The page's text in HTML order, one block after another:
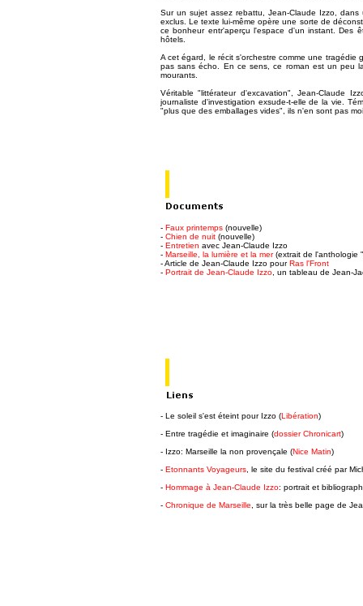
Sur un sujet assez rebattu, Jean-Claude Izzo,
exclus. Le texte lui-même opère une sorte de
ce bonheur entr'aperçu l'espace d'un instant. Des
hôtels.
A cet égard, le récit s'orchestre comme une
pas sans écho. En ce sens, ce roman est un peu
mourants.
Véritable "littérateur d'excavation", Jean-Claude
journaliste d'investigation exsude-t-elle de la vie.
"plus que des emballages vides", ils n'en sont pas
- Faux printemps (nouvelle)
- Chien de nuit (nouvelle)
- Entretien avec Jean-Claude Izzo
- Marseille, la lumière et la mer(extrait de l'anthologie
- Article de Jean-Claude Izzo pourRas l'Front
- Portrait de Jean-Claude Izzo , un tableau de Jean-
- Le soleil s'est éteint pour Izzo (Libération)
- Entre tragédie et imaginaire (dossier Chronicart)
- Izzo: Marseille la non provençale (Nice Matin)
- Etonnants Voyageurs , le site du festival créé par
- Hommage à Jean-Claude Izzo: portrait et
- Chronique de Marseille , sur la très belle page de